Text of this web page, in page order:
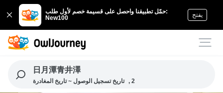
حمّل تطبيقنا واحصل على قسيمة خصم لأول طلب:
New100
يفتح
日月潭青井澤
تاريخ تسجيل الوصول ~ تاريخ المغادرة , 2